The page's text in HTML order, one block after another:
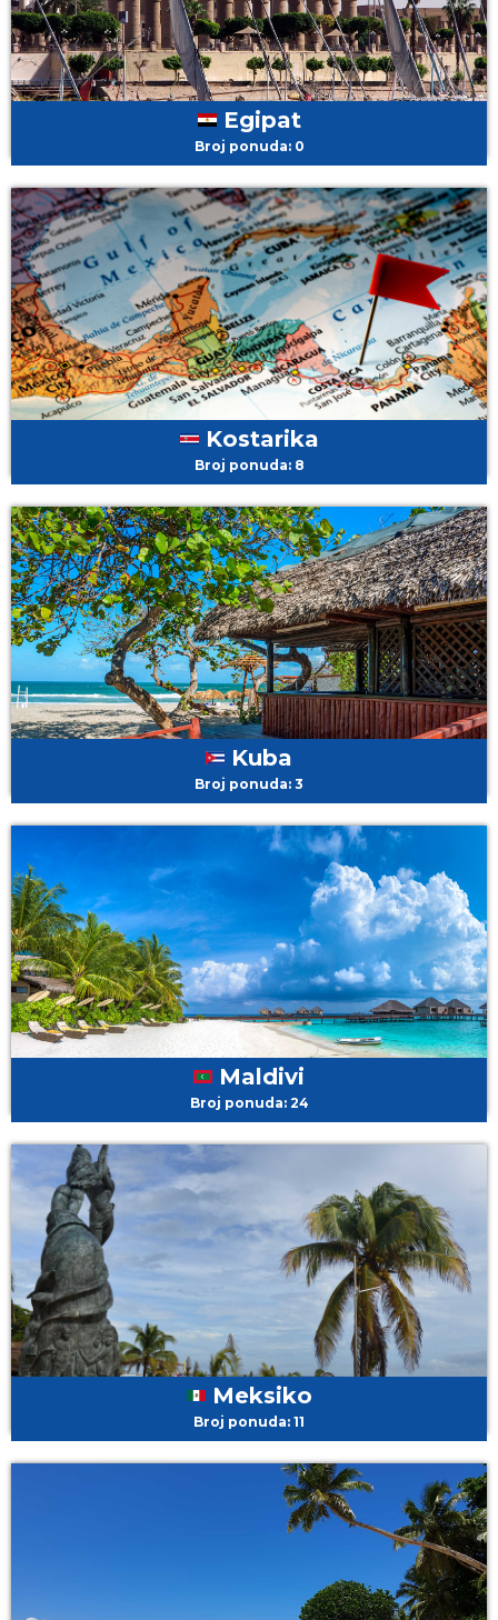
Egipat
Broj ponuda: 0
Kostarika
Broj ponuda: 8
Kuba
Broj ponuda: 3
Maldivi
Broj ponuda: 24
Meksiko
Broj ponuda: 11